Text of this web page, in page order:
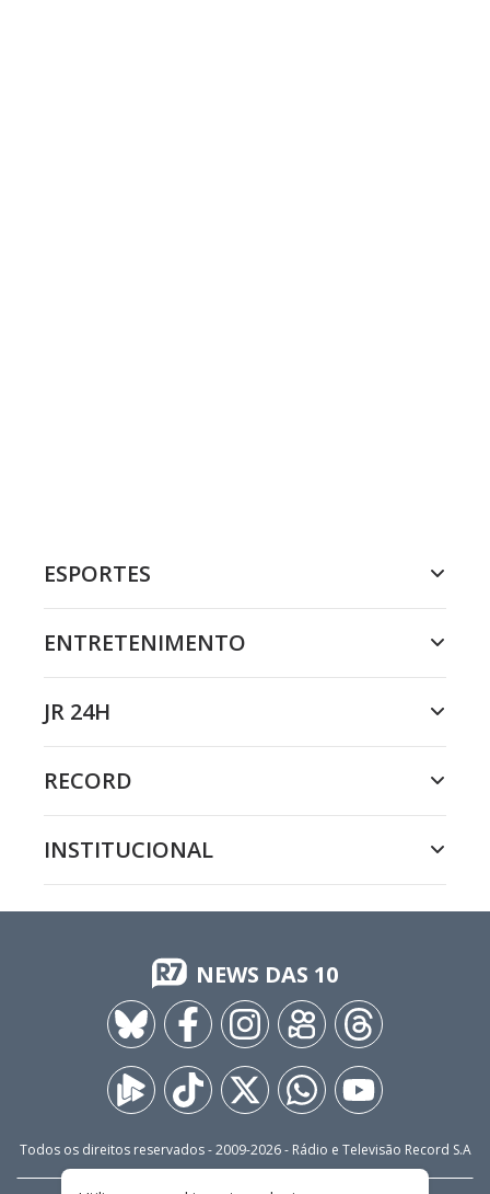
ESPORTES
ENTRETENIMENTO
JR 24H
RECORD
INSTITUCIONAL
NEWS DAS 10
Todos os direitos reservados - 2009-2026- Rádio e Televisão Record S.A